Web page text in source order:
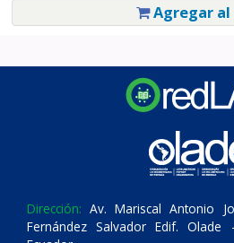
Agregar
Dirección: Av. Mariscal Antonio
Fernández Salvador Edif.